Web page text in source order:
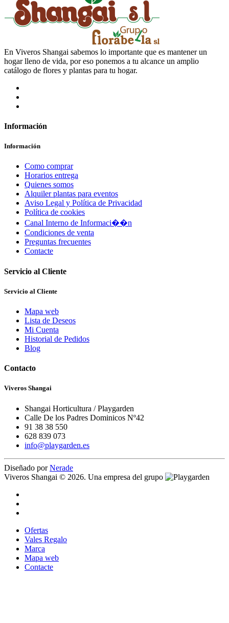
En Viveros Shangai sabemos lo importante que es mantener un
hogar lleno de vida, por eso ponemos a tu alcance un amplio
catálogo de flores y plantas para tu hogar.
Información
Información
Como comprar
Horarios entrega
Quienes somos
Alquiler plantas para eventos
Aviso Legal y Política de Privacidad
Política de cookies
Canal Interno de Informaci��n
Condiciones de venta
Preguntas frecuentes
Contacte
Servicio al Cliente
Servicio al Cliente
Mapa web
Lista de Deseos
Mi Cuenta
Historial de Pedidos
Blog
Contacto
Viveros Shangai
Shangai Horticultura / Playgarden
Calle De los Padres Dominicos Nº42
91 38 38 550
628 839 073
info@playgarden.es
Diseñado porNerade
Viveros Shangai © 2026. Una empresa del grupo
Ofertas
Vales Regalo
Marca
Mapa web
Contacte